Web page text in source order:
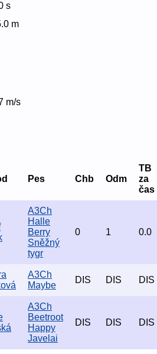
s
m
m/s
Pes Chb Odm
TB
za
čas
A3Ch
Halle
Berry
Sněžný
tygr
0 1 0.0
A3Ch
Maybe
DIS DIS DIS
A3Ch
Beetroot
Happy
Javelai
DIS DIS DIS